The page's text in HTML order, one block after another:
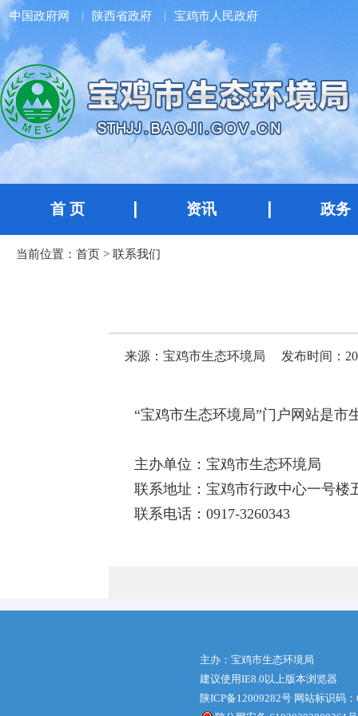
中国政府网 陕西省政府 宝鸡市人民政府
首 页 资讯 政务
当前位置： 首页 > 联系我们
来源：宝鸡市生态环境局 发布时间：
“宝鸡市生态环境局”门户网站是
主办单位：宝鸡市生态环境局
联系地址： 宝鸡市行政中心一号楼
联系电话：0917-3260343
主办：宝鸡市生态环境局
建议使用IE8.0以上版本浏览器
陕ICP备12009282号 网站标识码